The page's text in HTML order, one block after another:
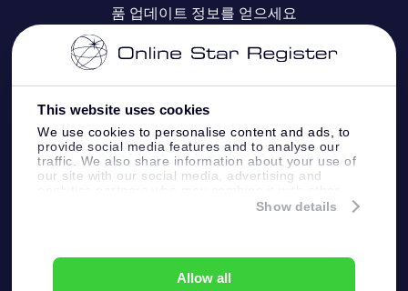
This website uses cookies
We use cookies to personalise content and ads, to
provide social media features and to analyse our
traffic. We also share information about your use of
our site with our social media, advertising and
information that you’ve provided to them or that
Show details
Allow all
OSR 상품권
기업 선물
맞춤 별 페이지
One Million Stars
Fly me to the stars VR 앱
결제 정보
배송 정보
환불 정책
별자리
품 업데이트 정보를 얻으세요
고객 서비스:help@osr.org